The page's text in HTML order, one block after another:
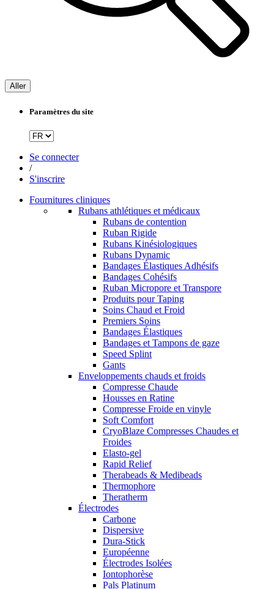
Aller
Paramètres du site
Se connecter
/
S'inscrire
Fournitures cliniques
Rubans athlétiques et médicaux
Rubans de contention
Ruban Rigide
Rubans Kinésiologiques
Rubans Dynamic
Bandages Élastiques Adhésifs
Bandages Cohésifs
Ruban Micropore et Transpore
Produits pour Taping
Soins Chaud et Froid
Premiers Soins
Bandages Élastiques
Bandages et Tampons de gaze
Speed Splint
Gants
Enveloppements chauds et froids
Compresse Chaude
Housses en Ratine
Compresse Froide en vinyle
Soft Comfort
CryoBlaze Compresses Chaudes et
Froides
Elasto-gel
Rapid Relief
Therabeads & Medibeads
Thermophore
Theratherm
Électrodes
Carbone
Dispersive
Dura-Stick
Européenne
Électrodes Isolées
Iontophorèse
Pals Platinum